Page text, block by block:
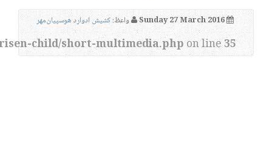
Sunday 27 March 2016 واعظ:کشیش ادوارد هوسپیان‌مهر
child/short-multimedia.php on line35